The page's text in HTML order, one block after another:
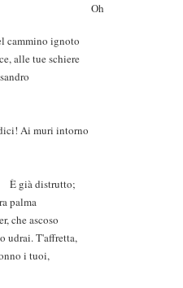
cammino ignoto
alle tue schiere
intorno
palma
che ascoso
udrai. T'affretta,
i tuoi,